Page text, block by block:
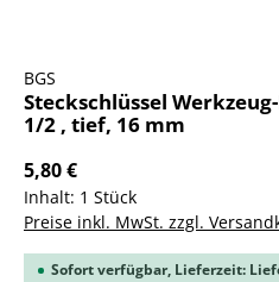
BGS
Steckschlüssel
1/2 , tief, 16 mm
5,80 €
Inhalt: 1 Stück
Preise inkl. MwSt. zzgl.
Sofort verfügbar, Lieferzeit: